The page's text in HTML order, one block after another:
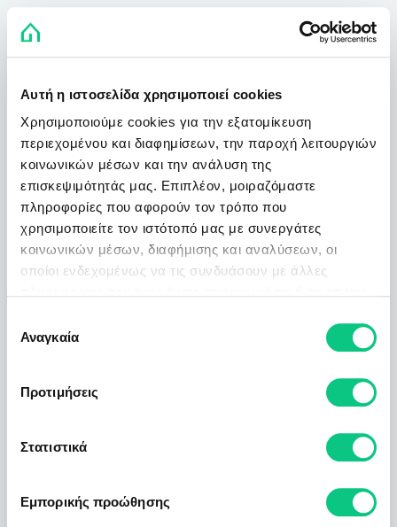
Αυτή η ιστοσελίδα χρησιμοποιεί cookies
Χρησιμοποιούμε cookies για την εξατομίκευση
περιεχομένου και διαφημίσεων, την παροχή λειτουργιών
κοινωνικών μέσων και την ανάλυση της
επισκεψιμότητάς μας. Επιπλέον, μοιραζόμαστε
πληροφορίες που αφορούν τον τρόπο που
χρησιμοποιείτε τον ιστότοπό μας με συνεργάτες
κοινωνικών μέσων, διαφήμισης και αναλύσεων, οι
οποίοι ενδεχομένως να τις συνδυάσουν με άλλες
των υπηρεσιών τους.
συγκατάθεσης
Αναγκαία
Προτιμήσεις
Στατιστικά
Εμπορικής προώθησης